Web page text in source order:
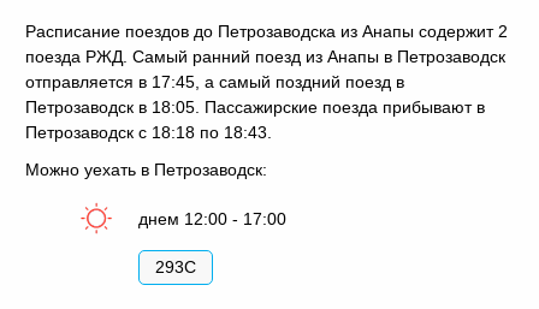
Расписание поездов до Петрозаводска из Анапы содержит 2
поезда РЖД. Самый ранний поезд из Анапы в Петрозаводск
отправляется в 17:45, а самый поздний поезд в
Петрозаводск в 18:05. Пассажирские поезда прибывают в
Петрозаводск с 18:18 по 18:43.
Можно уехать в Петрозаводск:
днем 12:00 - 17:00
293С